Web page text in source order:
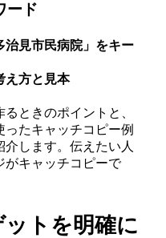
ード
治見市民病院」をキー
え方と見本
ときのポイントと、
ったキャッチコピー例
介します。伝えたい人
がキャッチコピーで
ットを明確に